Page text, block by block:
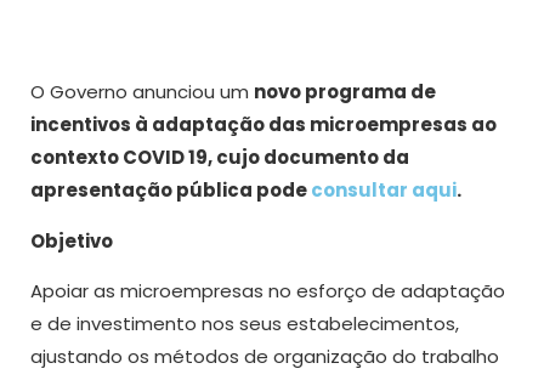
O Governo anunciou um novo programa de
incentivos à adaptação das microempresas ao
contexto COVID 19, cujo documento da
apresentação pública podeconsultar aqui.
Objetivo
Apoiar as microempresas no esforço de adaptação
e de investimento nos seus estabelecimentos,
ajustando os métodos de organização do trabalho